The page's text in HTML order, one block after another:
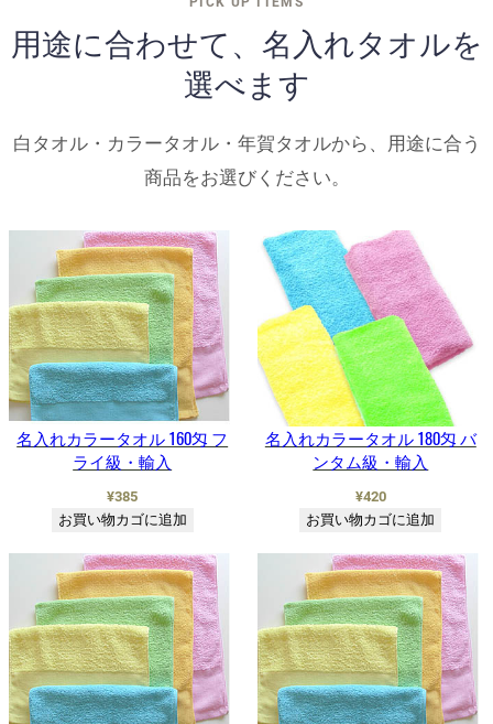
用途に合わせて、名入れタオルを
選べます
白タオル・カラータオル・年賀タオルから、用途に合う
商品をお選びください。
名入れカラータオル 160匁 フ
ライ級・輸入
¥385
お買い物カゴに追加
名入れカラータオル 180匁 バ
ンタム級・輸入
¥420
お買い物カゴに追加